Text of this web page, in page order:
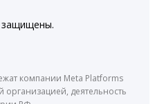
защищены.
компании Meta Platforms
организацией, деятельность